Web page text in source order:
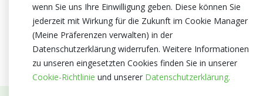
wenn Sie uns Ihre Einwilligung geben. Diese können Sie
jederzeit mit Wirkung für die Zukunft im Cookie Manager
(Meine Präferenzen verwalten) in der
Datenschutzerklärung widerrufen. Weitere Informationen
zu unseren eingesetzten Cookies finden Sie in unserer
Cookie-Richtlinie und unserer Datenschutzerklärung.